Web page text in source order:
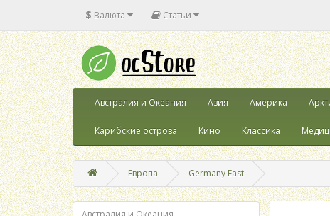
$ Валюта Статьи
Австралия и Океания Азия Америка
Карибские острова Кино Классика
Европа Germany East